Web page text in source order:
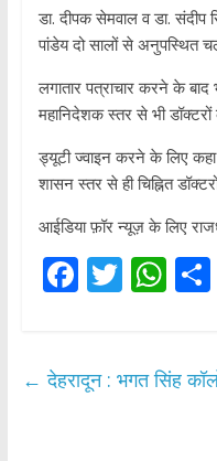
डा. दीपक सेमवाल व डा. संदीप
पांडेय दो सालों से अनुपस्थित
लगातार पत्राचार करने के बाद
महानिदेशक स्तर से भी
ड्यूटी ज्वाइन करने के लिए
शासन स्तर से ही चिह्नित
आईडिया फ़ॉर न्यूज़ के लिए
F
b
T
er
W
s
S
← देहरादून : भगत सिंह